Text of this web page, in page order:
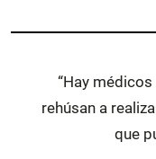
“Hay
rehúsan a
que